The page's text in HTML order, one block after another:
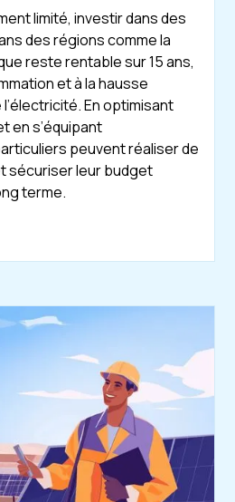
limité, investir dans des
des régions comme la
reste rentable sur 15 ans,
et à la hausse
En optimisant
en s’équipant
peuvent réaliser de
sécuriser leur budget
terme.